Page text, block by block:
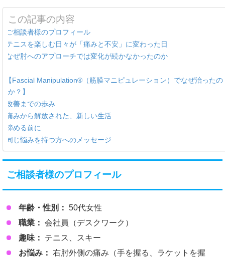
この記事の内容
ご相談者様のプロフィール
テニスを楽しむ日々が「痛みと不安」に変わった日
なぜ肘へのアプローチでは変化が続かなかったのか
【Fascial Manipulation®（筋膜マニピュレーション）でなぜ治ったの
か？】
改善までの歩み
痛みから解放された、新しい生活
諦める前に
同じ悩みを持つ方へのメッセージ
ご相談者様のプロフィール
年齢・性別： 50代女性
職業： 会社員（デスクワーク）
趣味：
テニス、スキー
お悩み： 右肘外側の痛み（手を握る、ラケットを握